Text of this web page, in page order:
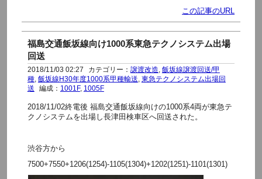
この記事のURL
福島交通飯坂線向け1000系東急テクノシステム出場
回送
2018/11/03 02:27 カテゴリー： 譲渡改造, 飯坂線譲渡回送/甲
種, 飯坂線H30年度1000系甲種輸送, 東急テクノシステム出場回
送
編成： 1001F, 1005F
2018/11/02終電後 福島交通飯坂線向けの1000系4両が東急テ
クノシステムを出場し長津田検車区へ回送された。
渋谷方から
7500+7550+1206(1254)-1105(1304)+1202(1251)-1101(1301)